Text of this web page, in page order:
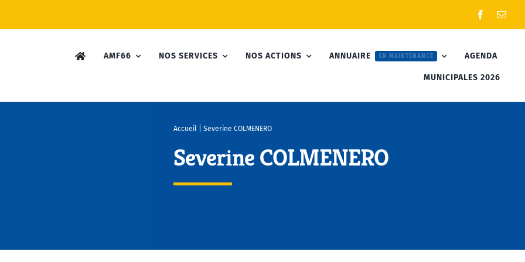
AMF66 NOS SERVICES NOS ACTIONS ANNUAIRE EN MAINTENANCE AGENDA
MUNICIPALES 2026
Accueil| Severine COLMENERO
Severine COLMENERO